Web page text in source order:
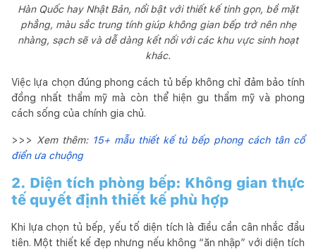
Hàn Quốc hay Nhật Bản, nổi bật với thiết kế tinh gọn, bề mặt
phẳng, màu sắc trung tính giúp không gian bếp trở nên nhẹ
nhàng, sạch sẽ và dễ dàng kết nối với các khu vực sinh hoạt
khác.
Việc lựa chọn đúng phong cách tủ bếp không chỉ đảm bảo tính
đồng nhất thẩm mỹ mà còn thể hiện gu thẩm mỹ và phong
cách sống của chính gia chủ.
>>> Xem thêm: 15+ mẫu thiết kế tủ bếp phong cách tân cổ
điển ưa chuộng
2. Diện tích phòng bếp: Không gian thực
tế quyết định thiết kế phù hợp
Khi lựa chọn tủ bếp, yếu tố diện tích là điều cần cân nhắc đầu
tiên. Một thiết kế đẹp nhưng nếu không “ăn nhập” với diện tích